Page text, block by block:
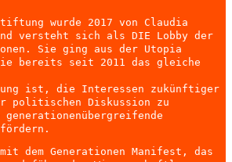
wurde 2017 von Claudia
versteht sich als DIE Lobby der
Sie ging aus der Utopia
bereits seit 2011 das gleiche
ist, die Interessen zukünftiger
politischen Diskussion zu
fördern.
dem Generationen Manifest, das